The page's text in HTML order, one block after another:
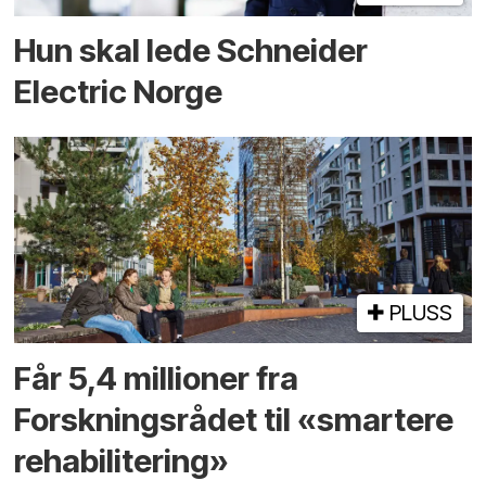
Hun skal lede Schneider
Electric Norge
PLUSS
Får 5,4 millioner fra
Forskningsrådet til «smartere
rehabilitering»